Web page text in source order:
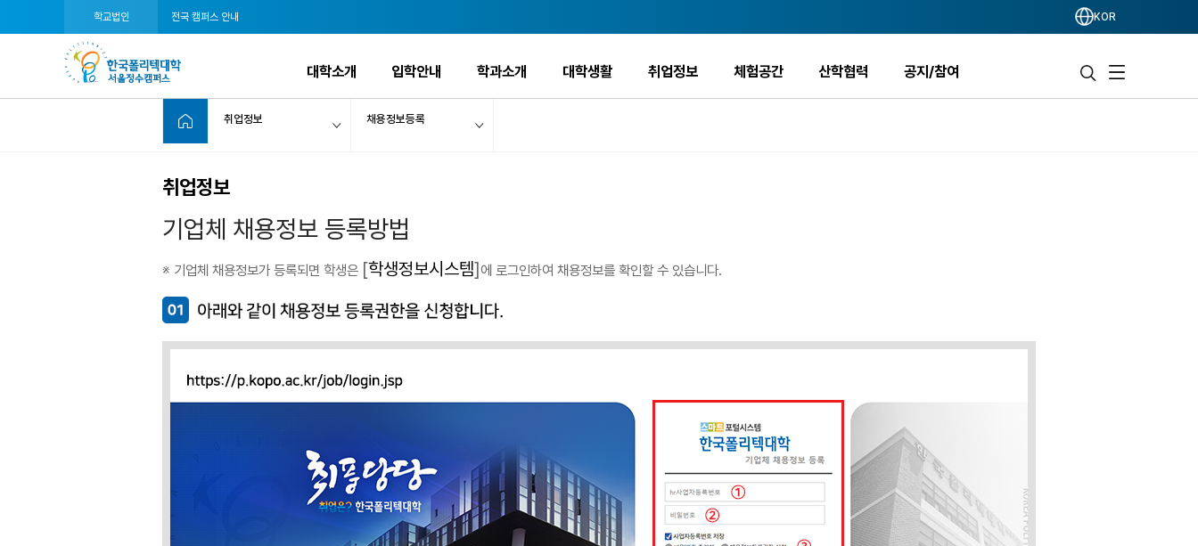
학교법인 전국 캠퍼스 안내 KOR
대학소개 입학안내 학과소개 대학생활 취업정보 체험공간 산학협력 공지/참여
취업정보 채용정보등록
취업정보
기업체 채용정보 등록방법
※ 기업체 채용정보가 등록되면 학생은 [학생정보시스템]에 로그인하여 채용정보를 확인할 수 있습니다.